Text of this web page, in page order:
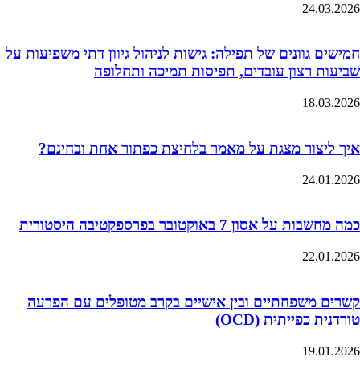
24.03.2026
חמישים גוונים של תפילה: גישות לניהול גיוון דתי משפיעות על
שביעות רצון עובדים, תפיסות תמיכה ותחלופה
18.03.2026
איך ליצור מצגת על מאמר בלחיצת כפתור אחת ובחינם?
24.01.2026
כמה מחשבות על אסון 7 באוקטובר בפרספקטיבה היסטורית
22.01.2026
קשרים משפחתיים ובין אישיים בקרב מטופלים עם הפרעה
טורדנית כפייתית (OCD)
19.01.2026